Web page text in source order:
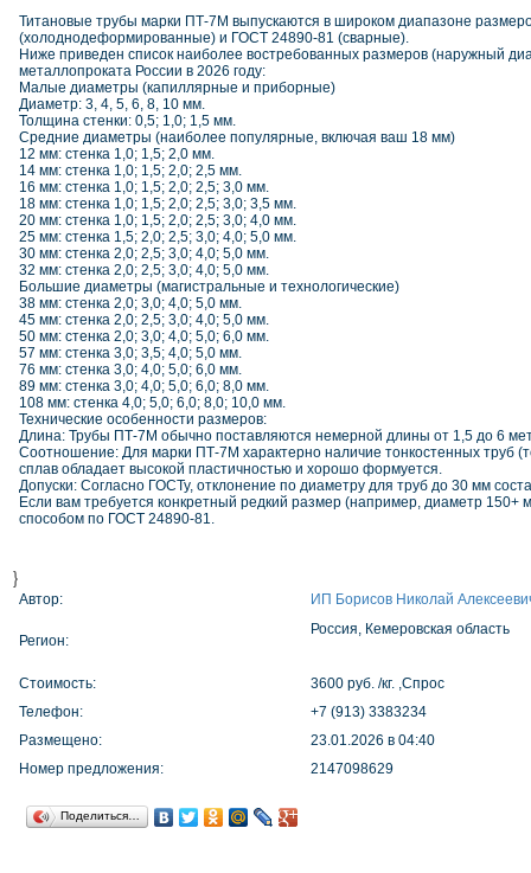
Титановые трубы марки ПТ-7М выпускаются в широком диапазоне
(холоднодеформированные) и ГОСТ 24890-81 (сварные).
Ниже приведен список наиболее востребованных размеров (наружный
металлопроката России в 2026 году:
Малые диаметры (капиллярные и приборные)
Диаметр: 3, 4, 5, 6, 8, 10 мм.
Толщина стенки: 0,5; 1,0; 1,5 мм.
Средние диаметры (наиболее популярные, включая ваш 18 мм)
12 мм: стенка 1,0; 1,5; 2,0 мм.
14 мм: стенка 1,0; 1,5; 2,0; 2,5 мм.
16 мм: стенка 1,0; 1,5; 2,0; 2,5; 3,0 мм.
18 мм: стенка 1,0; 1,5; 2,0; 2,5; 3,0; 3,5 мм.
20 мм: стенка 1,0; 1,5; 2,0; 2,5; 3,0; 4,0 мм.
25 мм: стенка 1,5; 2,0; 2,5; 3,0; 4,0; 5,0 мм.
30 мм: стенка 2,0; 2,5; 3,0; 4,0; 5,0 мм.
32 мм: стенка 2,0; 2,5; 3,0; 4,0; 5,0 мм.
Большие диаметры (магистральные и технологические)
38 мм: стенка 2,0; 3,0; 4,0; 5,0 мм.
45 мм: стенка 2,0; 2,5; 3,0; 4,0; 5,0 мм.
50 мм: стенка 2,0; 3,0; 4,0; 5,0; 6,0 мм.
57 мм: стенка 3,0; 3,5; 4,0; 5,0 мм.
76 мм: стенка 3,0; 4,0; 5,0; 6,0 мм.
89 мм: стенка 3,0; 4,0; 5,0; 6,0; 8,0 мм.
108 мм: стенка 4,0; 5,0; 6,0; 8,0; 10,0 мм.
Технические особенности размеров:
Длина: Трубы ПТ-7М обычно поставляются немерной длины от 1,5 до 6
Соотношение: Для марки ПТ-7М характерно наличие тонкостенных труб
сплав обладает высокой пластичностью и хорошо формуется.
Допуски: Согласно ГОСТу, отклонение по диаметру для труб до 30 мм
Если вам требуется конкретный редкий размер (например, диаметр 150+
способом по ГОСТ 24890-81.
}
Автор: ИП Борисов Николай
Регион:
Россия, Кемеровская область
Стоимость:
3600 руб. /кг. ,Спрос
Телефон:
+7 (913) 3383234
Размещено:
23.01.2026 в 04:40
Номер предложения:
2147098629
Поделиться…